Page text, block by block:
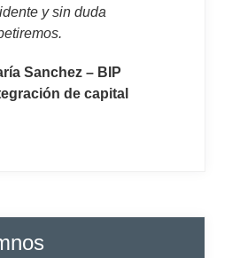
y sin duda
Sanchez – BIP
de capital